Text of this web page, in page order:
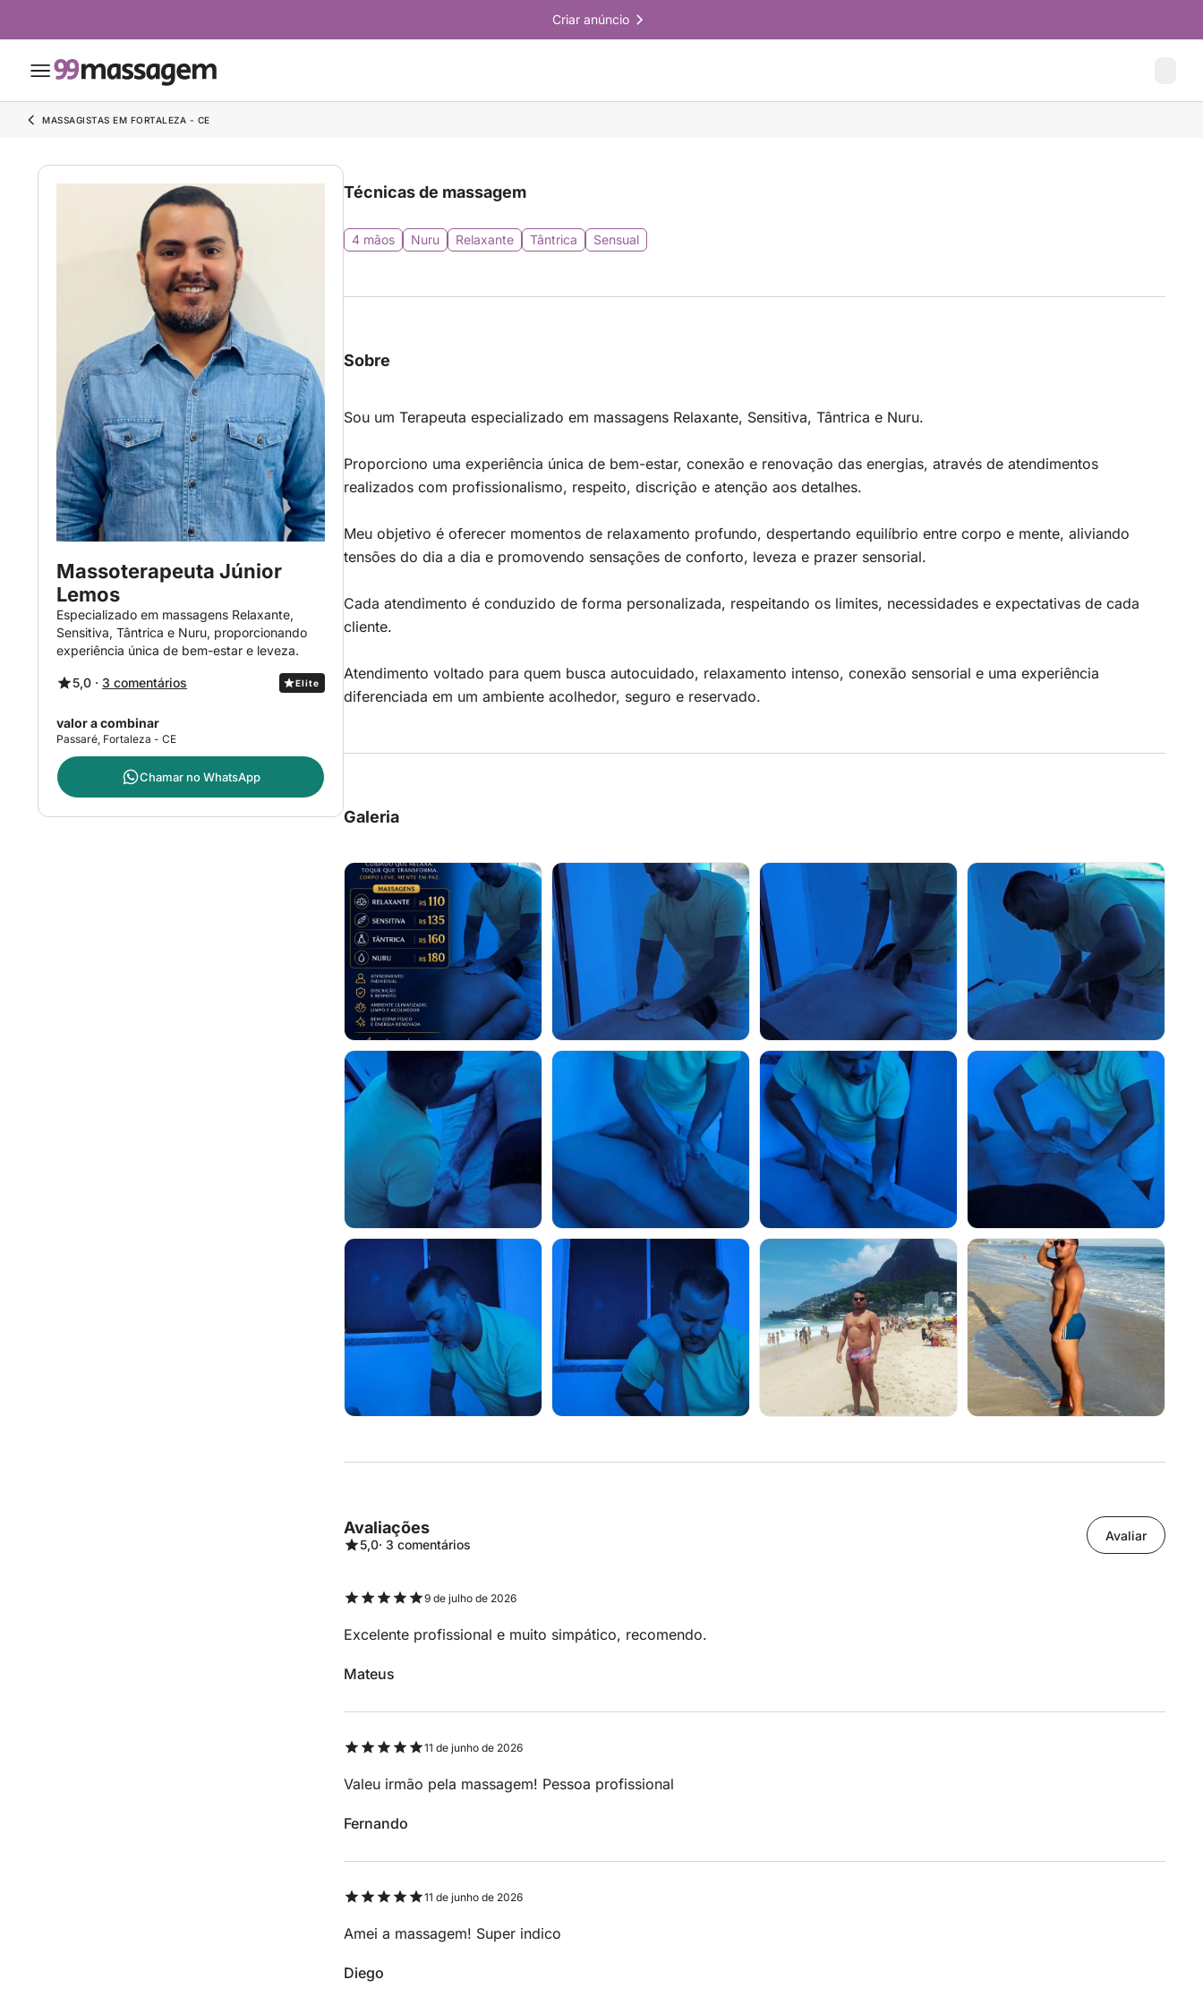
Criar anúncio
MASSAGISTAS EM FORTALEZA - CE
Massoterapeuta Júnior
Lemos
Especializado em massagens Relaxante,
Sensitiva, Tântrica e Nuru, proporcionando
experiência única de bem-estar e leveza.
5,0 · 3 comentários Elite
valor a combinar
Passaré, Fortaleza - CE
Chamar noWhatsApp
Técnicas de massagem
4 mãos Nuru Relaxante Tântrica Sensual
Sobre
Sou um Terapeuta especializado em massagens Relaxante, Sensitiva, Tântrica e Nuru.
Proporciono uma experiência única de bem-estar, conexão e renovação das energias, através de atendimentos
realizados com profissionalismo, respeito, discrição e atenção aos detalhes.
Meu objetivo é oferecer momentos de relaxamento profundo, despertando equilíbrio entre corpo e mente, aliviando
tensões do dia a dia e promovendo sensações de conforto, leveza e prazer sensorial.
Cada atendimento é conduzido de forma personalizada, respeitando os limites, necessidades e expectativas de cada
cliente.
Atendimento voltado para quem busca autocuidado, relaxamento intenso, conexão sensorial e uma experiência
diferenciada em um ambiente acolhedor, seguro e reservado.
Galeria
Avaliações
5,0· 3 comentários
Avaliar
9 de julho de 2026
Excelente profissional e muito simpático, recomendo.
Mateus
11 de junho de 2026
Valeu irmão pela massagem! Pessoa profissional
Fernando
11 de junho de 2026
Amei a massagem! Super indico
Diego